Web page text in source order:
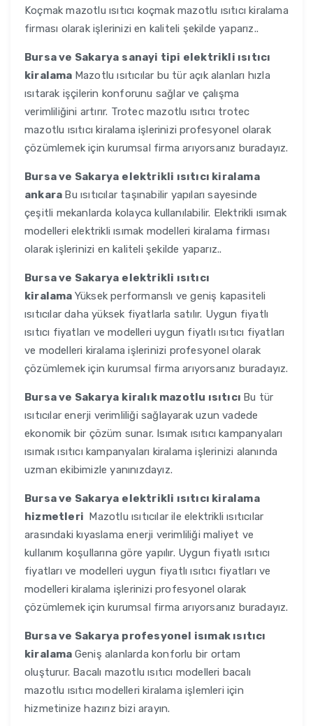
Koçmak mazotlu ısıtıcı koçmak mazotlu ısıtıcı kiralama
firması olarak işlerinizi en kaliteli şekilde yaparız..
Bursa ve Sakarya sanayi tipi elektrikli ısıtıcı
kiralama Mazotlu ısıtıcılar bu tür açık alanları hızla
ısıtarak işçilerin konforunu sağlar ve çalışma
verimliliğini artırır. Trotec mazotlu ısıtıcı trotec
mazotlu ısıtıcı kiralama işlerinizi profesyonel olarak
çözümlemek için kurumsal firma arıyorsanız buradayız.
Bursa ve Sakarya elektrikli ısıtıcı kiralama
ankara Bu ısıtıcılar taşınabilir yapıları sayesinde
çeşitli mekanlarda kolayca kullanılabilir. Elektrikli ısımak
modelleri elektrikli ısımak modelleri kiralama firması
olarak işlerinizi en kaliteli şekilde yaparız..
Bursa ve Sakarya elektrikli ısıtıcı
kiralama Yüksek performanslı ve geniş kapasiteli
ısıtıcılar daha yüksek fiyatlarla satılır. Uygun fiyatlı
ısıtıcı fiyatları ve modelleri uygun fiyatlı ısıtıcı fiyatları
ve modelleri kiralama işlerinizi profesyonel olarak
çözümlemek için kurumsal firma arıyorsanız buradayız.
Bursa ve Sakarya kiralık mazotlu ısıtıcı Bu tür
ısıtıcılar enerji verimliliği sağlayarak uzun vadede
ekonomik bir çözüm sunar. Isımak ısıtıcı kampanyaları
ısımak ısıtıcı kampanyaları kiralama işlerinizi alanında
uzman ekibimizle yanınızdayız.
Bursa ve Sakarya elektrikli ısıtıcı kiralama
hizmetleri Mazotlu ısıtıcılar ile elektrikli ısıtıcılar
arasındaki kıyaslama enerji verimliliği maliyet ve
kullanım koşullarına göre yapılır. Uygun fiyatlı ısıtıcı
fiyatları ve modelleri uygun fiyatlı ısıtıcı fiyatları ve
modelleri kiralama işlerinizi profesyonel olarak
çözümlemek için kurumsal firma arıyorsanız buradayız.
Bursa ve Sakarya profesyonel isımak ısıtıcı
kiralama Geniş alanlarda konforlu bir ortam
oluşturur. Bacalı mazotlu ısıtıcı modelleri bacalı
mazotlu ısıtıcı modelleri kiralama işlemleri için
hizmetinize hazırız bizi arayın.